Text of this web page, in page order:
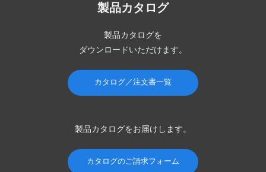
製品カタログ
製品カタログを
ダウンロードいただけます。
カタログ／注文書一覧
製品カタログをお届けします。
カタログのご請求フォーム